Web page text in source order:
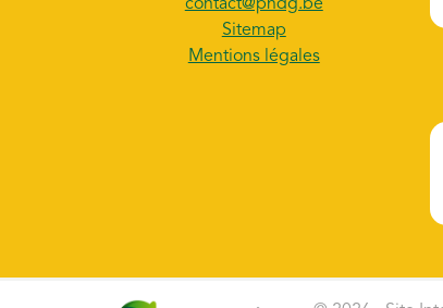
contact@pndg.be
Sitemap
Mentions légales